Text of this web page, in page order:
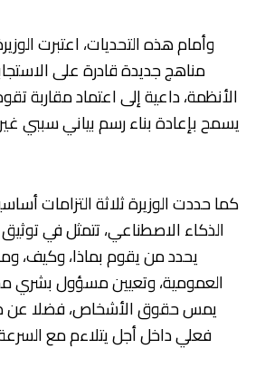
وأمام هذه التحديات، اعتبرت
مناهج جديدة قادرة على
الأنظمة، داعية إلى اعتماد مقاربة
يسمح بإعادة بناء رسم بياني سببي
كما حددت الوزيرة ثلاثة التزامات
الذكاء الاصطناعي، تتمثل في
يحدد من يقوم بماذا، وكيف،
العمومية، وتعيين مسؤول بشري
يمس حقوق الأشخاص، فضلا عن
فعلي داخل أجل يتلاءم مع